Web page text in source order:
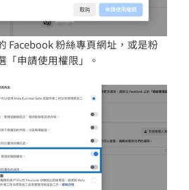
Facebook 粉絲專頁網址，或是粉
「申請使用權限」。